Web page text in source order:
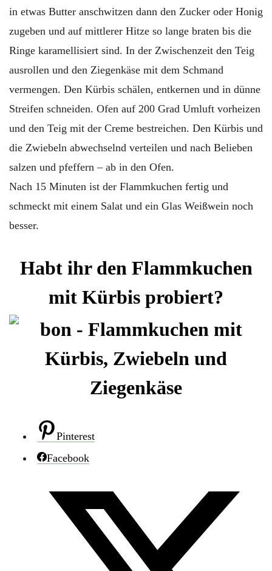
in etwas Butter anschwitzen dann den Zucker oder Honig
zugeben und auf mittlerer Hitze so lange braten bis die
Ringe karamellisiert sind. In der Zwischenzeit den Teig
ausrollen und den Ziegenkäse mit dem Schmand
vermengen. Den Kürbis schälen, entkernen und in dünne
Streifen schneiden. Ofen auf 200 Grad Umluft vorheizen
und den Teig mit der Creme bestreichen. Den Kürbis und
die Zwiebeln abwechselnd verteilen und nach Belieben
salzen und pfeffern – ab in den Ofen.
Nach 15 Minuten ist der Flammkuchen fertig und
schmeckt mit einem Salat und ein Glas Weißwein noch
besser.
Habt ihr den Flammkuchen
mit Kürbis probiert?
Pinterest
Facebook